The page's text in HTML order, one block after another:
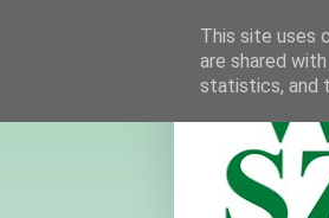
This site uses
are shared
statistics, and